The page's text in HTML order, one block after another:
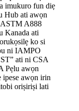
imukuro fun diẹ
Hub ati awọn
ASTM A888
Kanada ati
ko si
ni IAMPO
ati ni CSA
Pẹlu awọn
ipese awọn irin
oriṣiriṣi lati